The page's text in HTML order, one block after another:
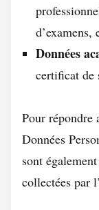
d’examens,
Données
certificat de
Pour répondre
Données
sont
collectées par